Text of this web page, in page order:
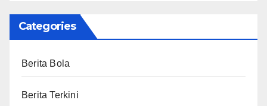
Categories
Berita Bola
Berita Terkini